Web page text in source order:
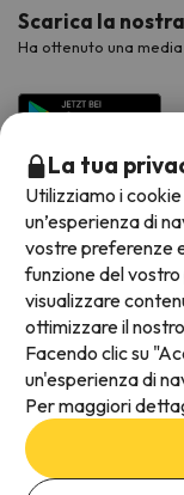
Scarica la
Ha ottenuto una
Metodi di
Termini e condizioni
Protezione dei dati
La tua
Utilizziamo i
un’esperienza di
vostre preferenze
funzione del
visualizzare
ottimizzare il
Facendo clic su
un'esperienza di
Per maggiori